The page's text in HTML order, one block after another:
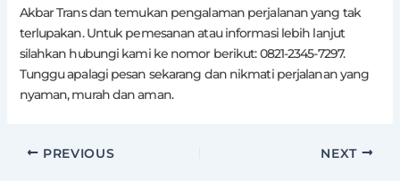
Akbar Trans dan temukan pengalaman perjalanan yang tak
terlupakan. Untuk pemesanan atau informasi lebih lanjut
silahkan hubungi kami ke nomor berikut: 0821-2345-7297.
Tunggu apalagi pesan sekarang dan nikmati perjalanan yang
nyaman, murah dan aman.
PREVIOUS NEXT